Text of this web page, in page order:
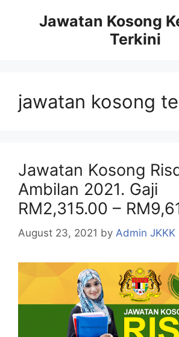
Jawatan Kosong
Terkini
jawatan kosong
Jawatan Kosong
Ambilan 2021. Gaji
RM2,315.00 –
August 23, 2021 by Admin JKKK